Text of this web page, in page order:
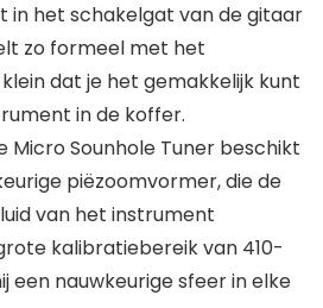
het schakelgat van de gitaar
zo formeel met het
dat je het gemakkelijk kunt
in de koffer.
Micro Sounhole Tuner beschikt
piëzoomvormer, die de
van het instrument
kalibratiebereik van 410-
een nauwkeurige sfeer in elke